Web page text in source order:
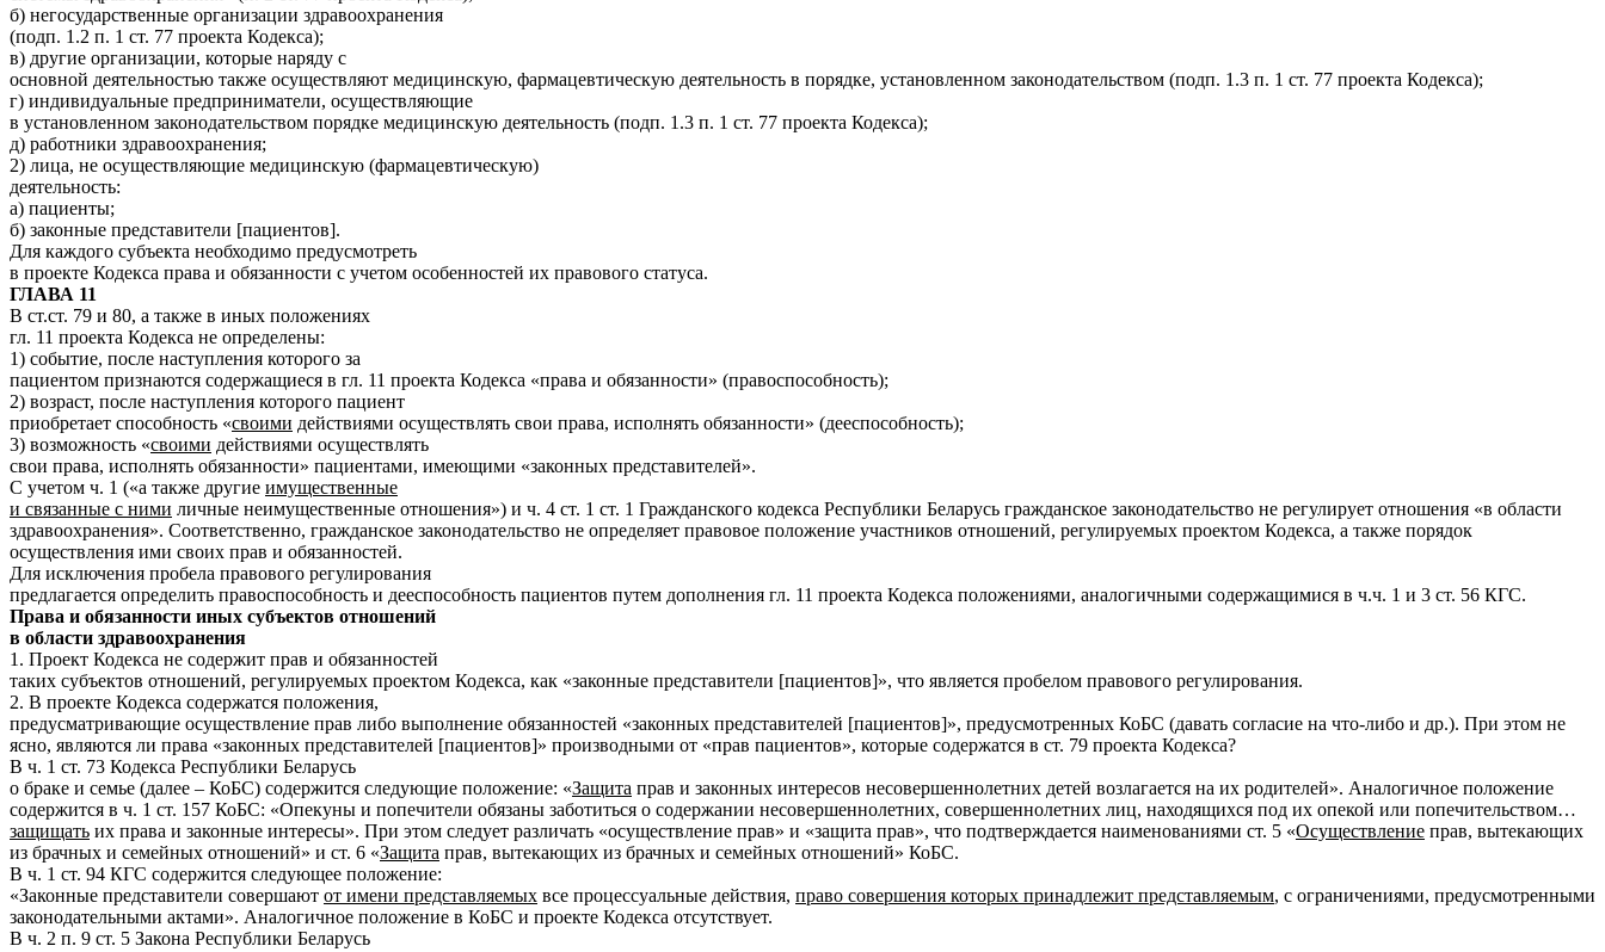
б) негосударственные организации здравоохранения
(подп. 1.2 п. 1 ст. 77 проекта Кодекса);
в) другие организации, которые наряду с
основной деятельностью также осуществляют медицинскую, фармацевтическую деятельность в порядке, установленном законодательством (подп. 1.3 п. 1 ст. 77 проекта Кодекса);
г) индивидуальные предприниматели, осуществляющие
в установленном законодательством порядке медицинскую деятельность (подп. 1.3 п. 1 ст. 77 проекта Кодекса);
д) работники здравоохранения;
2) лица, не осуществляющие медицинскую (фармацевтическую)
деятельность:
а) пациенты;
б) законные представители [пациентов].
Для каждого субъекта необходимо предусмотреть
в проекте Кодекса права и обязанности с учетом особенностей их правового статуса.
ГЛАВА 11
В ст.ст. 79 и 80, а также в иных положениях
гл. 11 проекта Кодекса не определены:
1) событие, после наступления которого за
пациентом признаются содержащиеся в гл. 11 проекта Кодекса «права и обязанности» (правоспособность);
2) возраст, после наступления которого пациент
приобретает способность «своими действиями осуществлять свои права, исполнять обязанности» (дееспособность);
3) возможность «своими действиями осуществлять
свои права, исполнять обязанности» пациентами, имеющими «законных представителей».
С учетом ч. 1 («а также другие имущественные
и связанные с ними личные неимущественные отношения») и ч. 4 ст. 1 ст. 1 Гражданского кодекса Республики Беларусь гражданское законодательство не регулирует отношения «в области
здравоохранения». Соответственно, гражданское законодательство не определяет правовое положение участников отношений, регулируемых проектом Кодекса, а также порядок
осуществления ими своих прав и обязанностей.
Для исключения пробела правового регулирования
предлагается определить правоспособность и дееспособность пациентов путем дополнения гл. 11 проекта Кодекса положениями, аналогичными содержащимися в ч.ч. 1 и 3 ст. 56 КГС.
Права и обязанности иных субъектов отношений
в области здравоохранения
1. Проект Кодекса не содержит прав и обязанностей
таких субъектов отношений, регулируемых проектом Кодекса, как «законные представители [пациентов]», что является пробелом правового регулирования.
2. В проекте Кодекса содержатся положения,
предусматривающие осуществление прав либо выполнение обязанностей «законных представителей [пациентов]», предусмотренных КоБС (давать согласие на что-либо и др.). При этом не
ясно, являются ли права «законных представителей [пациентов]» производными от «прав пациентов», которые содержатся в ст. 79 проекта Кодекса?
В ч. 1 ст. 73 Кодекса Республики Беларусь
о браке и семье (далее – КоБС) содержится следующие положение: «Защита прав и законных интересов несовершеннолетних детей возлагается на их родителей». Аналогичное положение
содержится в ч. 1 ст. 157 КоБС: «Опекуны и попечители обязаны заботиться о содержании несовершеннолетних, совершеннолетних лиц, находящихся под их опекой или попечительством…
защищать их права и законные интересы». При этом следует различать «осуществление прав» и «защита прав», что подтверждается наименованиями ст. 5 «Осуществление прав, вытекающих
из брачных и семейных отношений» и ст. 6 «Защита прав, вытекающих из брачных и семейных отношений» КоБС.
В ч. 1 ст. 94 КГС содержится следующее положение:
«Законные представители совершают от имени представляемых все процессуальные действия, право совершения которых принадлежит представляемым, с ограничениями, предусмотренными
законодательными актами». Аналогичное положение в КоБС и проекте Кодекса отсутствует.
В ч. 2 п. 9 ст. 5 Закона Республики Беларусь